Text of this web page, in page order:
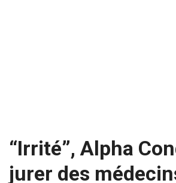
“Irrité”, Alpha
jurer des